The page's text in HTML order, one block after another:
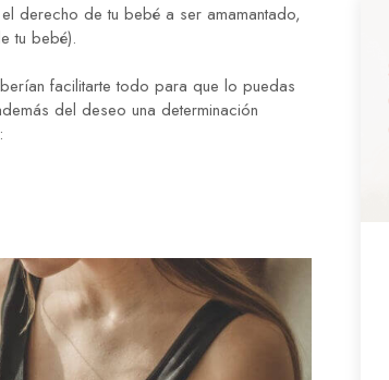
derecho de tu bebé a ser amamantado,
tu bebé).
facilitarte todo para que lo puedas
del deseo una determinación